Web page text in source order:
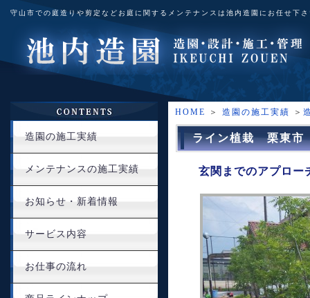
守山市での庭造りや剪定などお庭に関するメンテナンスは池内造園にお任せ下
HOME ＞ 造園の施工実績 ＞
ライン植栽 栗東
玄関までのアプロー
造園の施工実績
メンテナンスの施工実績
お知らせ・新着情報
サービス内容
お仕事の流れ